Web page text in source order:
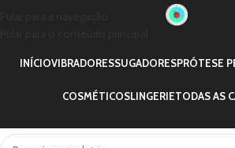
INÍCIOVIBRADORESSUGADORESPRÓTESE
COSMÉTICOSLINGERIETODAS AS